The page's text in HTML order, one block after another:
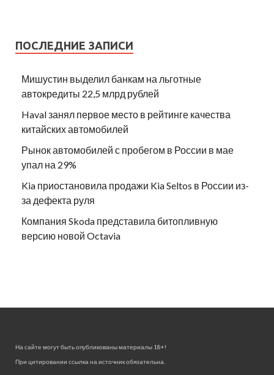
ПОСЛЕДНИЕ ЗАПИСИ
Мишустин выделил банкам на льготные
автокредиты 22,5 млрд рублей
Haval занял первое место в рейтинге качества
китайских автомобилей
Рынок автомобилей с пробегом в России в мае
упал на 29%
Kia приостановила продажи Kia Seltos в России из-
за дефекта руля
Компания Skoda представила битопливную
версию новой Octavia
На сайте могут быть опубликованы материалы 18+!
При цитировании ссылка на источник обязательна.